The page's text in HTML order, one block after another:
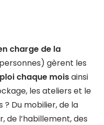
charge de la
gèrent les
chaque moisainsi
les ateliers et le
? Du mobilier, de la
de l’habillement, des